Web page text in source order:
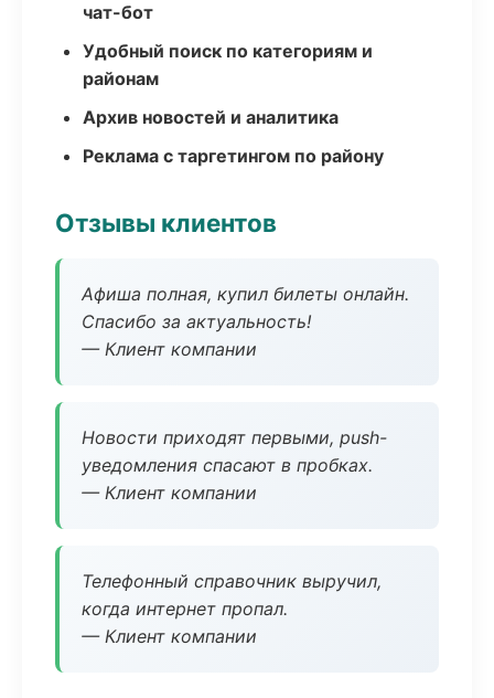
чат-бот
Удобный поиск по категориям и
районам
Архив новостей и аналитика
Реклама с таргетингом по району
Отзывы клиентов
Афиша полная, купил билеты онлайн.
Спасибо за актуальность!
— Клиент компании
Новости приходят первыми, push-
уведомления спасают в пробках.
— Клиент компании
Телефонный справочник выручил,
когда интернет пропал.
— Клиент компании